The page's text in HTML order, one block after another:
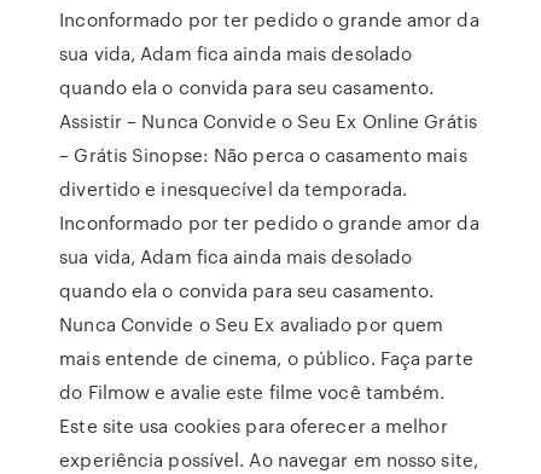
Inconformado por ter pedido o grande amor da
sua vida, Adam fica ainda mais desolado
quando ela o convida para seu casamento.
Assistir – Nunca Convide o Seu Ex Online Grátis
– Grátis Sinopse: Não perca o casamento mais
divertido e inesquecível da temporada.
Inconformado por ter pedido o grande amor da
sua vida, Adam fica ainda mais desolado
quando ela o convida para seu casamento.
Nunca Convide o Seu Ex avaliado por quem
mais entende de cinema, o público. Faça parte
do Filmow e avalie este filme você também.
Este site usa cookies para oferecer a melhor
experiência possível. Ao navegar em nosso site,